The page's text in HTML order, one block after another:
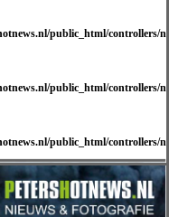
public_html/controllers/
public_html/controllers/
public_html/controllers/